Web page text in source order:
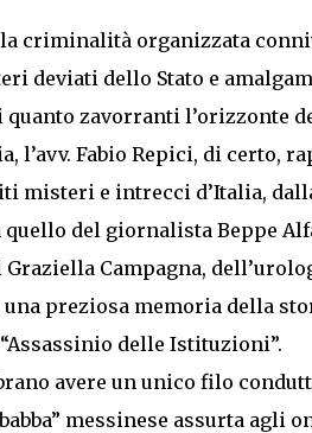
criminalità organizzata
deviati dello Stato e
zavorranti l’orizzonte
l’avv. Fabio Repici, di certo,
misteri e intrecci d’Italia,
quello del giornalista Beppe
Campagna,
una preziosa memoria della
delle Istituzioni”.
avere un unico filo
messinese assurta agli